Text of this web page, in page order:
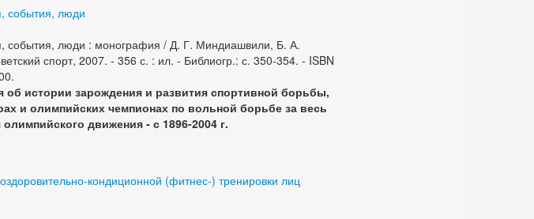
события, люди
события, люди : монография / Д. Г. Миндиашвили, Б. А.
спорт, 2007. - 356 с. : ил. - Библиогр.: с. 350-354. - ISBN
об истории зарождения и развития спортивной борьбы,
и олимпийских чемпионах по вольной борьбе за весь
движения - с 1896-2004 г.
кондиционной (фитнес-) тренировки лиц